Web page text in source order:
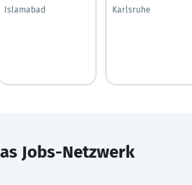
Islamabad
Karlsruhe
Jobs-Netzwerk